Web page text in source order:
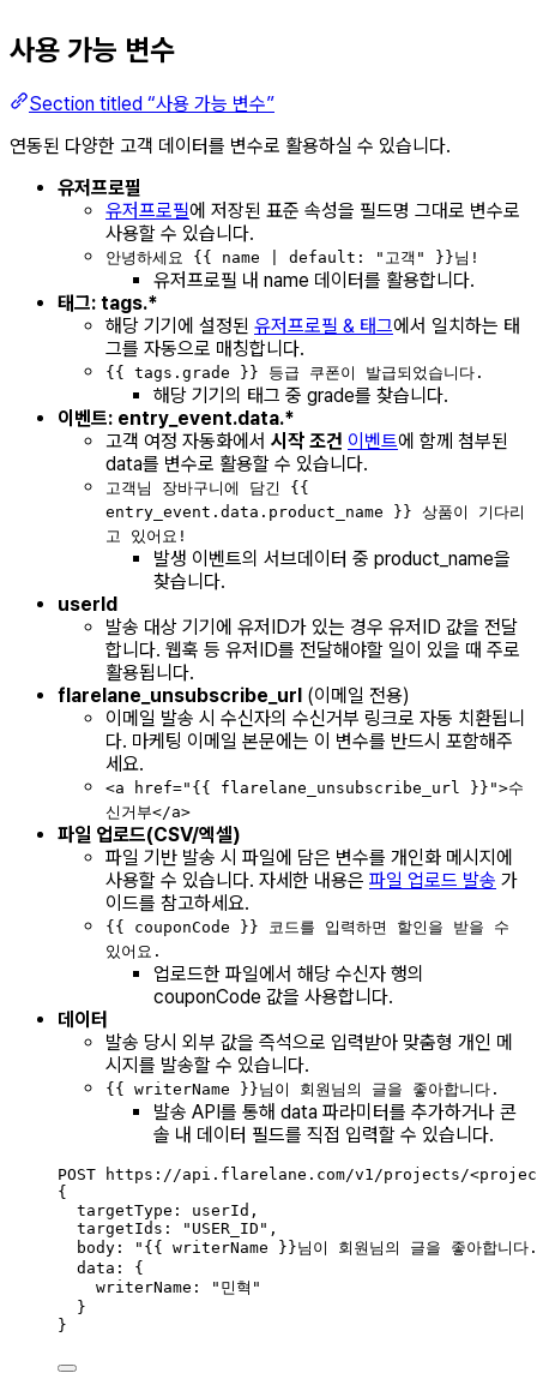
사용 가능 변수
Section titled “사용 가능 변수”
연동된 다양한 고객 데이터를 변수로 활용하실 수 있습니다.
유저프로필
유저프로필에 저장된 표준 속성을 필드명 그대로 변수로
사용할 수 있습니다.
안녕하세요 {{ name | default: "고객" }}님!
유저프로필 내 name 데이터를 활용합니다.
태그: tags.*
해당 기기에 설정된 유저프로필 & 태그에서 일치하는 태
그를 자동으로 매칭합니다.
{{ tags.grade }} 등급 쿠폰이 발급되었습니다.
해당 기기의 태그 중 grade를 찾습니다.
이벤트: entry_event.data.*
고객 여정 자동화에서 시작 조건 이벤트에 함께 첨부된
data를 변수로 활용할 수 있습니다.
고객님 장바구니에 담긴 {{
entry_event.data.product_name }} 상품이 기다리
고 있어요!
발생 이벤트의 서브데이터 중 product_name을
찾습니다.
userId
발송 대상 기기에 유저ID가 있는 경우 유저ID 값을 전달
합니다. 웹훅 등 유저ID를 전달해야할 일이 있을 때 주로
활용됩니다.
flarelane_unsubscribe_url (이메일 전용)
이메일 발송 시 수신자의 수신거부 링크로 자동 치환됩니
다. 마케팅 이메일 본문에는 이 변수를 반드시 포함해주
세요.
<a href="{{ flarelane_unsubscribe_url }}">수
신거부</a>
파일 업로드(CSV/엑셀)
파일 기반 발송 시 파일에 담은 변수를 개인화 메시지에
사용할 수 있습니다. 자세한 내용은 파일 업로드 발송 가
이드를 참고하세요.
{{ couponCode }} 코드를 입력하면 할인을 받을 수
있어요.
업로드한 파일에서 해당 수신자 행의
couponCode 값을 사용합니다.
데이터
발송 당시 외부 값을 즉석으로 입력받아 맞춤형 개인 메
시지를 발송할 수 있습니다.
{{ writerName }}님이 회원님의 글을 좋아합니다.
발송 API를 통해 data 파라미터를 추가하거나 콘
솔 내 데이터 필드를 직접 입력할 수 있습니다.
POST https://api.flarelane.com/v1/projects/
{
targetType: userId,
targetIds: "USER_ID",
body: "{{ writerName }}님이 회원님의 글을 좋아합니
data: {
writerName: "민혁"
}
}